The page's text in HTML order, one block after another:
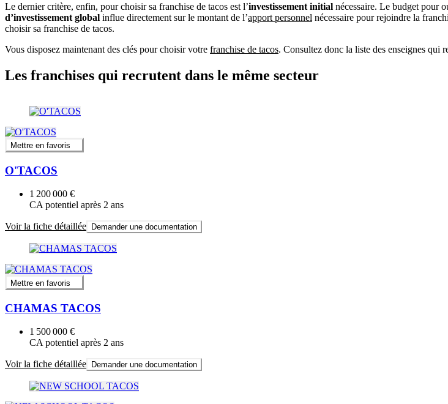
Le dernier critère, enfin, pour choisir sa franchise de tacos est l’investissement initial nécessaire. Le budget pour
d’investissement global influe directement sur le montant de l’apport personnel nécessaire pour rejoindre la
choisir sa franchise de tacos.
Vous disposez maintenant des clés pour choisir votre franchise de tacos. Consultez donc la liste des enseignes qui
Les franchises qui recrutent dans le même secteur
Mettre en favoris
O'TACOS
1 200 000 €
CA potentiel après 2 ans
Voir la fiche détaillée Demander une documentation
Mettre en favoris
CHAMAS TACOS
1 500 000 €
CA potentiel après 2 ans
Voir la fiche détaillée Demander une documentation